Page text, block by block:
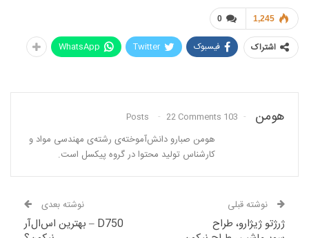
0 1,245
اشتراک فیسبوک Twitter
WhatsApp
هومن 103 Posts
22 Comments
هومن صبارو دانش‌آموخته‌ی رشته‌ی مهندسی مواد و
کارشناس تولید محتوا در گروه پیکسل است.
نوشته قبلی
ژرژتو ژیژارو، طراح
نوشته بعدی
D750 – بهترین اس‌ال‌آر